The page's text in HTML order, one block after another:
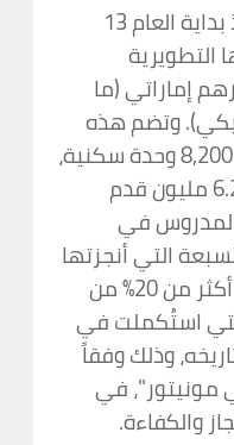
أطلقت "بن غاطي" أيضاً منذ بداية العام 13
التطويرية
مليار درهم إماراتي (ما
أمريكي). وتضم هذه
المشاريع مجتمعةً أكثر من 8,200 وحدة سكنية،
بمساحة قابلة للبيع تتجاوز 6.2 مليون قدم
في
التي أنجزتها
الشركة خلال الفترة نفسها أكثر من 20% من
استُكملت في
وذلك وفقاً
مونيتور"، في
والكفاءة.